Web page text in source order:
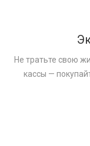
Не тратьте свою
кассы —